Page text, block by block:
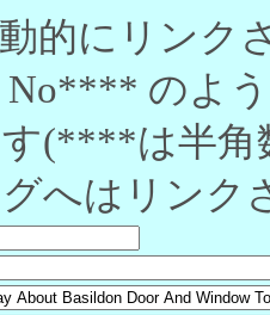
的にリンク
No**** のよ
(****は半角
へはリンク